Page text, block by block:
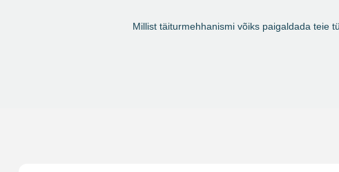
Millist täiturmehhanismi võiks paigaldada teie